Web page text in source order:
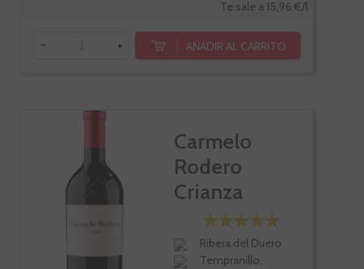
Te sale a 15,96 €/l
- + AÑADIR AL CARRITO
Carmelo
Rodero
Crianza
Ribera del Duero
Tempranillo,